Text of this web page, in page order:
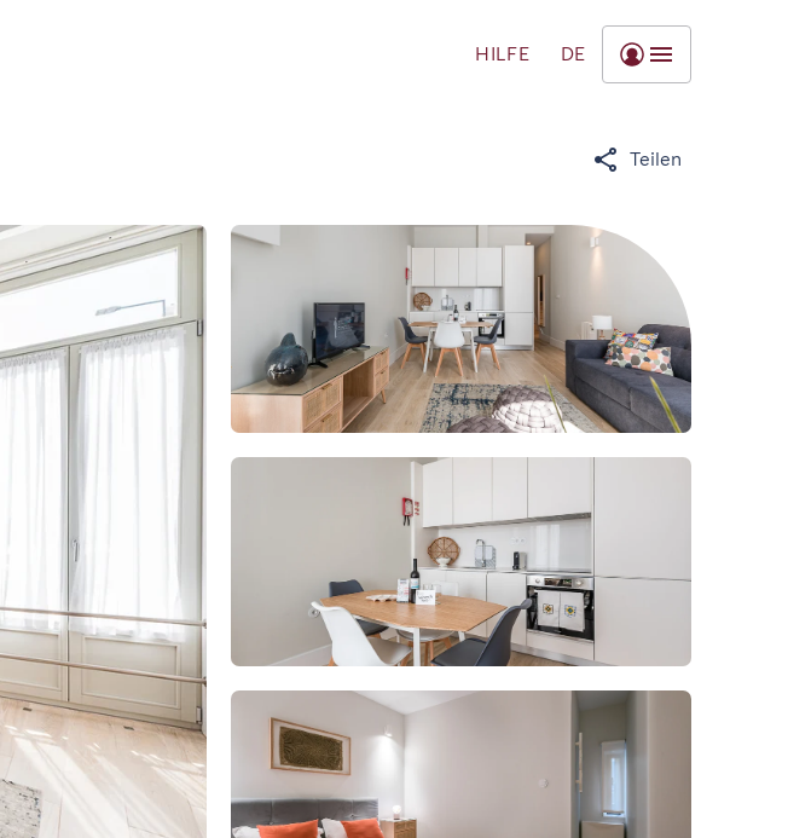
HILFE DE
Teilen